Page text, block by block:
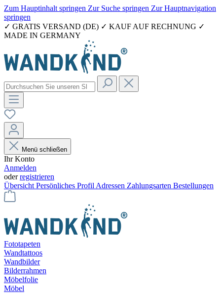
Zum Hauptinhalt springen Zur Suche springen Zur Hauptnavigation
springen
✓ GRATIS VERSAND (DE) ✓ KAUF AUF RECHNUNG ✓
MADE IN GERMANY
Menü schließen
Ihr Konto
Anmelden
oderregistrieren
Übersicht Persönliches Profil Adressen Zahlungsarten Bestellungen
Fototapeten
Wandtattoos
Wandbilder
Bilderrahmen
Möbelfolie
Möbel